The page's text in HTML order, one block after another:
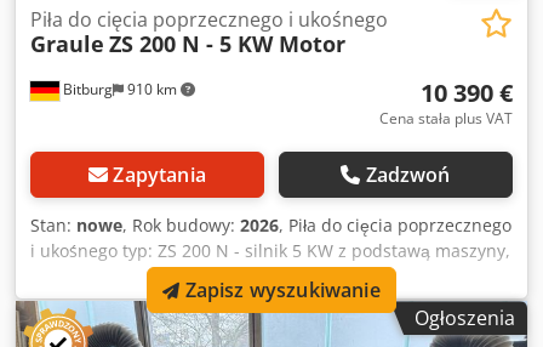
Bitburg 910 km
Piła do cięcia poprzecznego i ukośnego
Graule ZS 200 N - 5 KW Motor
10 390 €
Cena stała plus VAT
Zapytania Zadzwoń
Stan: nowe, Rok budowy: 2026, Piła do cięcia poprzecznego
i ukośnego typ: ZS 200 N - silnik 5 KW z podstawą maszyny,
ale bez piły tarczowej Maszyna za pomocą koła ręcznego i
przekładni ślimakowej (z tyłu) Przechylana Średnica piły 520
mm, otwór do mocowania piły 50 mm Prędkość obrotowa
Ogłoszenia
Zapisz wyszukiwanie